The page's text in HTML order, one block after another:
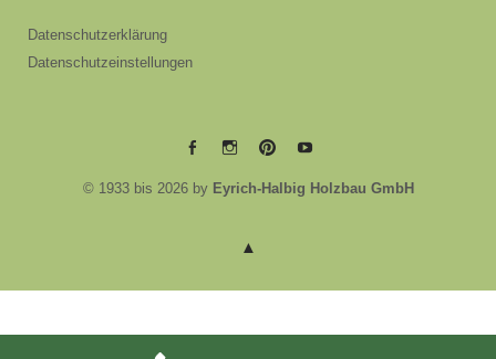
Datenschutzerklärung
Datenschutzeinstellungen
EYRICH-EYRICH-EYRICH-EYRICH-
© 1933 bis 2026 by Eyrich-Halbig Holzbau GmbH